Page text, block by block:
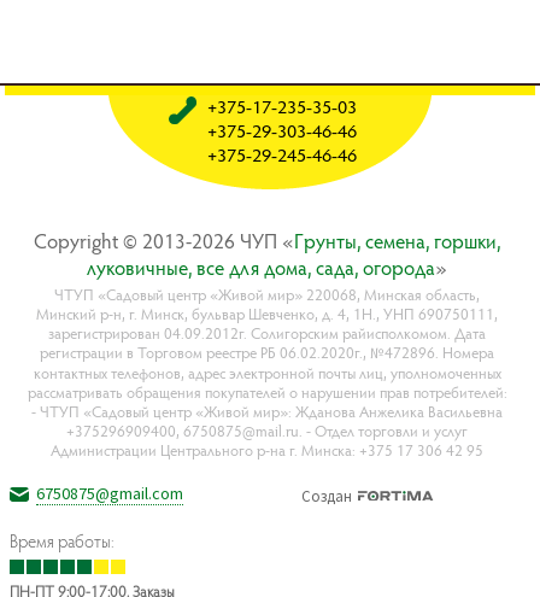
Copyright © 2013-2026 ЧУП «Гpyнты, ceмeнa, гopшки,
лyкoвичныe, вce для дoмa, caдa, oгopoдa»
ЧТУП «Садовый центр «Живой мир» 220068, Минская область,
Минский р-н, г. Минск, бульвар Шевченко, д. 4, 1Н., УНП 690750111,
зарегистрирован 04.09.2012г. Солигорским райисполкомом. Дата
регистрации в Торговом реестре РБ 06.02.2020г., №472896. Номера
контактных телефонов, адрес электронной почты лиц, уполномоченных
рассматривать обращения покупателей о нарушении прав потребителей:
- ЧТУП «Садовый центр «Живой мир»: Жданова Анжелика Васильевна
+375296909400, 6750875@mail.ru. - Отдел торговли и услуг
Администрации Центрального р-на г. Минска: +375 17 306 42 95
+375-17-235-35-03
+375-29-303-46-46
+375-29-245-46-46
6750875@gmail.com
Время работы:
ПН-ПТ 9:00-17:00. Заказы
Создан